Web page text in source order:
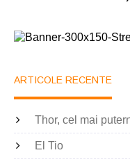
ARTICOLE RECENTE
Thor, cel mai
El Tio